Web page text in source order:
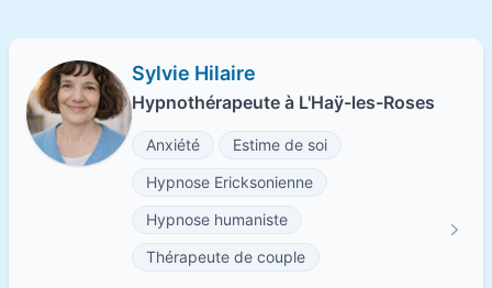
Sylvie Hilaire
Hypnothérapeute à L'Haÿ-les-Roses
Anxiété
Estime de soi
Hypnose Ericksonienne
Hypnose humaniste
Thérapeute de couple